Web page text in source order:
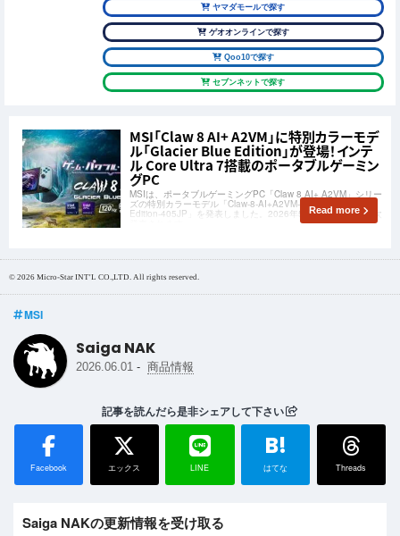
ヤマダモールで探す
ゲオオンラインで探す
Qoo10で探す
セブンネットで探す
MSI「Claw 8 AI+ A2VM」に特別カラーモデ
ル「Glacier Blue Edition」が登場！インテ
ル Core Ultra 7搭載のポータブルゲーミン
グPC
MSIは、ポータブルゲーミングPC「Claw 8 AI+ A2VM」シリー
ズの特別カラーモデル「Claw-8-AI+A2VM-Glacier-Blue-
Edition-405JP」を発表しました。2026年5月21日(木)から順次
Read more
© 2026 Micro-Star INT'L CO.,LTD. All rights reserved.
MSI
Saiga NAK
2026.06.01 - 商品情報
記事を読んだら是非シェアして下さい
Facebook エックス LINE
B!
はてな Threads
Saiga NAKの更新情報を受け取る